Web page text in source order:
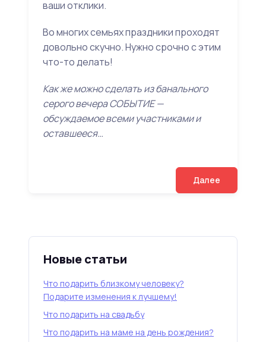
ваши отклики.
Во многих семьях праздники проходят
довольно скучно. Нужно срочно с этим
что-то делать!
Как же можно сделать из банального
серого вечера СОБЫТИЕ —
обсуждаемое всеми участниками и
оставшееся…
Далее
Новые статьи
Что подарить близкому человеку?
Подарите изменения к лучшему!
Что подарить на свадьбу
Что подарить на маме на день рождения?